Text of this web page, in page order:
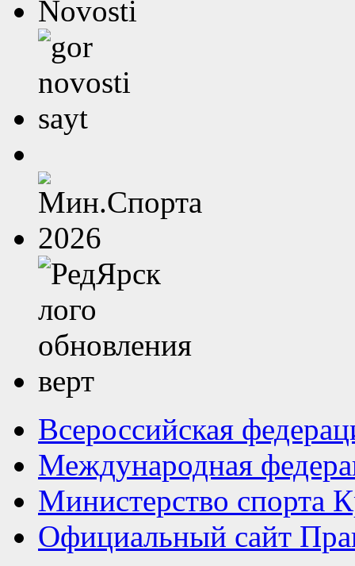
Всероссийская
Международная
Министерство спорта
Официальный сайт